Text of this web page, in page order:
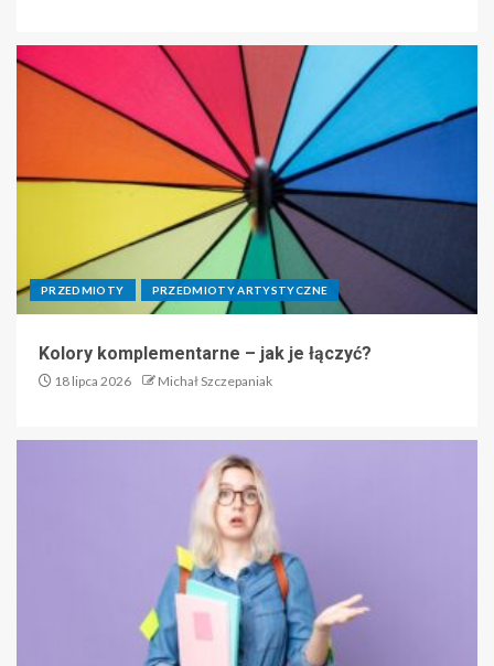
PRZEDMIOTY PRZEDMIOTY ARTYSTYCZNE
Kolory komplementarne – jak je łączyć?
18 lipca 2026 Michał Szczepaniak